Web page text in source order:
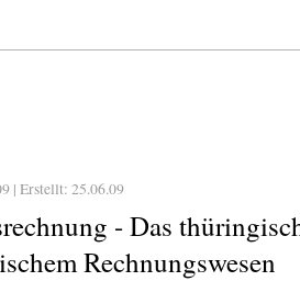
| Erstellt: 25.06.09
- Das
Rechnungswesen